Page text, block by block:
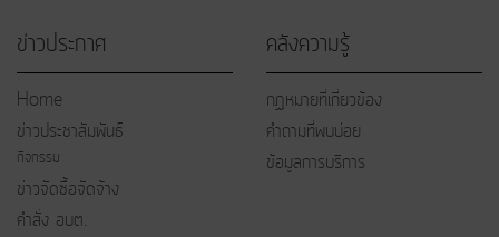
ข่าวประกาศ
Home
ข่าวประชาสัมพันธ์
กิจกรรม
ข่าวจัดซื้อจัดจ้าง
คำสั่ง อบต.
คลังความรู้
กฏหมายที่เกี่ยวข้อง
คำถามที่พบบ่อย
ข้อมูลการบริการ